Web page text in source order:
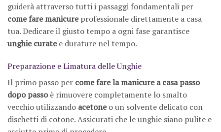
guiderà attraverso tutti i passaggi fondamentali per
come fare manicureprofessionale direttamente a casa
tua. Dedicare il giusto tempo a ogni fase garantisce
unghie curatee durature nel tempo.
Preparazione e Limatura delle Unghie
Il primo passo per come fare la manicure a casa passo
dopo passoè rimuovere completamente lo smalto
vecchio utilizzando acetoneo un solvente delicato con
dischetti di cotone. Assicurati che le unghie siano pulite e